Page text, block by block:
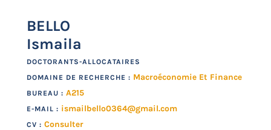
BELLO
Ismaila
DOCTORANTS-ALLOCATAIRES
DOMAINE DE RECHERCHE : Macroéconomie Et Finance
BUREAU : A215
E-MAIL : ismailbello0364@gmail.com
CV : Consulter